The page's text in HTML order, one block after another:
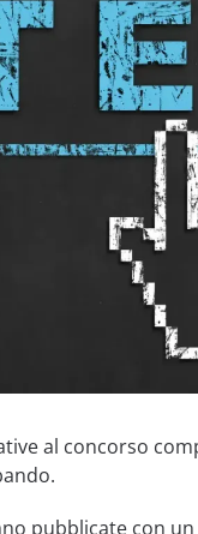
al concorso
pubblicate con